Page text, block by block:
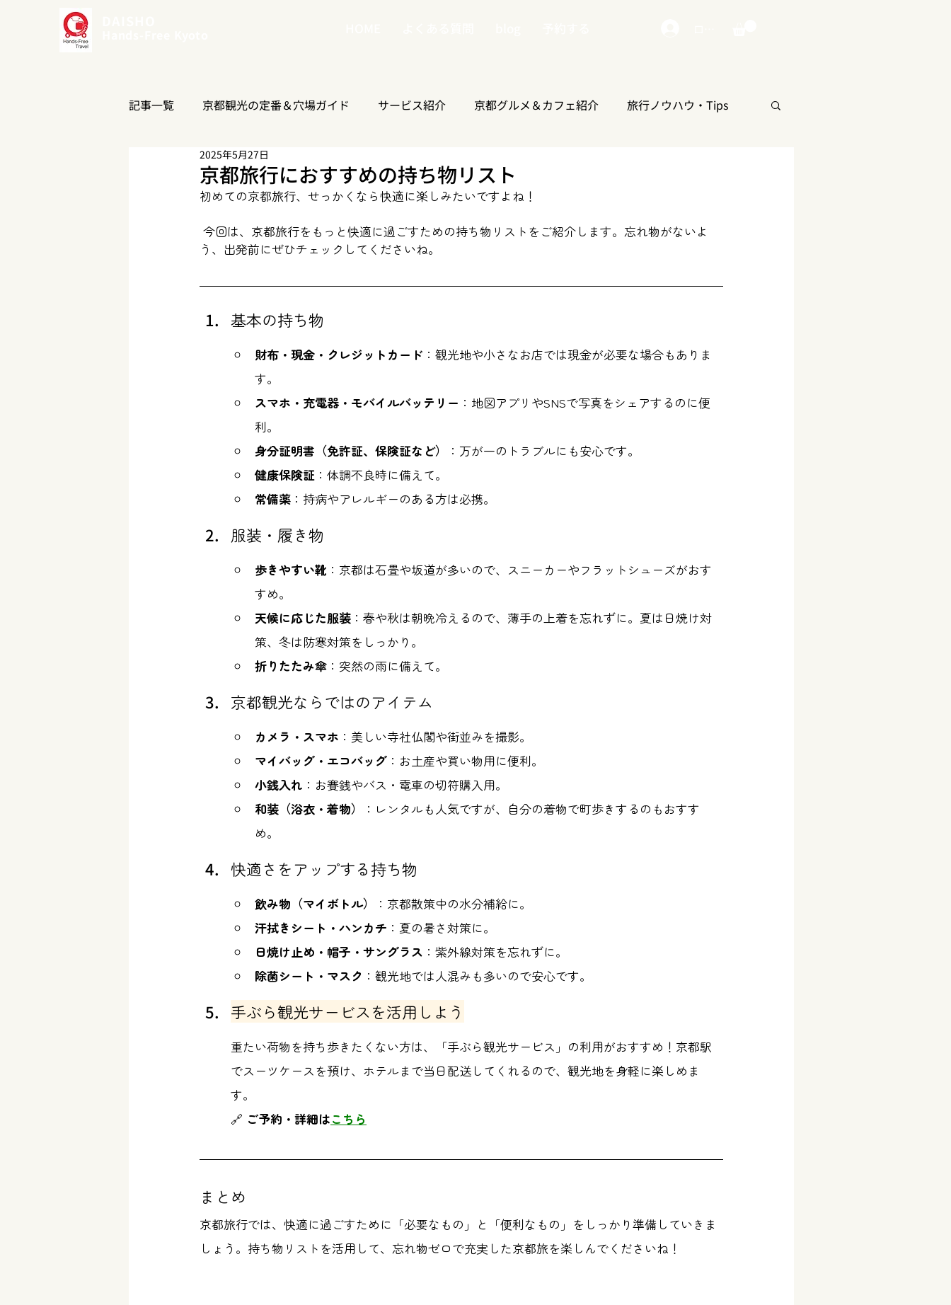
記事一覧 京都観光の定番＆穴場ガイド サービス紹介 京都グルメ＆カフェ紹介 旅行ノウハウ・Tips
季節イベント・旬の情報
京都旅行におすすめの持ち物リスト
2025年5月27日
初めての京都旅行、せっかくなら快適に楽しみたいですよね！
う、出発前にぜひチェックしてくださいね。
基本の持ち物
財布・現金・クレジットカード ：観光地や小さなお店では現金が必要な場合もありま
す。
スマホ・充電器・モバイルバッテリー ：地図アプリやSNSで写真をシェアするのに便
利。
身分証明書（免許証、保険証など）
：万が一のトラブルにも安心です。
健康保険証 ：体調不良時に備えて。
常備薬 ：持病やアレルギーのある方は必携。
服装・履き物
歩きやすい靴 ：京都は石畳や坂道が多いので、スニーカーやフラットシューズがおす
すめ。
天候に応じた服装 ：春や秋は朝晩冷えるので、薄手の上着を忘れずに。夏は日焼け対
策、冬は防寒対策をしっかり。
折りたたみ傘 ：突然の雨に備えて。
京都観光ならではのアイテム
カメラ・スマホ ：美しい寺社仏閣や街並みを撮影。
マイバッグ・エコバッグ ：お土産や買い物用に便利。
小銭入れ ：お賽銭やバス・電車の切符購入用。
和装（浴衣・着物）
：レンタルも人気ですが、自分の着物で町歩きするのもおすす
め。
快適さをアップする持ち物
飲み物（マイボトル）
：京都散策中の水分補給に。
汗拭きシート・ハンカチ ：夏の暑さ対策に。
日焼け止め・帽子・サングラス ：紫外線対策を忘れずに。
除菌シート・マスク ：観光地では人混みも多いので安心です。
手ぶら観光サービスを活用しよう
重たい荷物を持ち歩きたくない方は、「手ぶら観光サービス」の利用がおすすめ！京都駅
でスーツケースを預け、ホテルまで当日配送してくれるので、観光地を身軽に楽しめま
す。
🔗 ご予約・詳細はこちら
まとめ
京都旅行では、快適に過ごすために「必要なもの」と「便利なもの」をしっかり準備していきま
しょう。持ち物リストを活用して、忘れ物ゼロで充実した京都旅を楽しんでくださいね！